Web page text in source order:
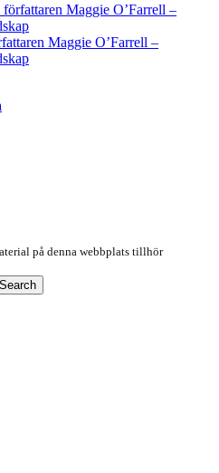
Maggie O’Farrell –
på denna webbplats tillhör
Search